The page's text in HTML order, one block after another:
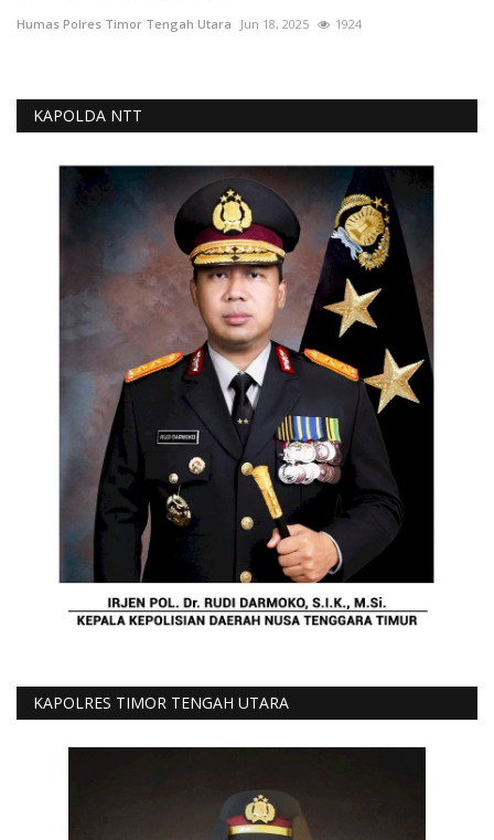
Humas Polres Timor Tengah Utara Jun 18, 2025 1924
KAPOLDA NTT
KAPOLRES TIMOR TENGAH UTARA